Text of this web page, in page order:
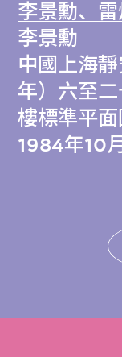
李景勳、
李景勳
中國上海
年）六至
樓標準平面
1984年10